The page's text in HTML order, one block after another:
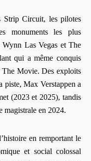
Strip Circuit, les pilotes
monuments les plus
Wynn Las Vegas et The
qui a même conquis
Movie. Des exploits
piste, Max Verstappen a
(2023 et 2025), tandis
magistrale en 2024.
en remportant le
et social colossal